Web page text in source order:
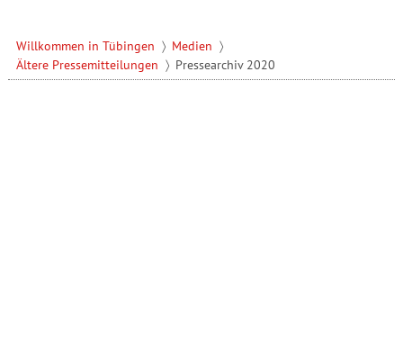
Willkommen in Tübingen
Medien
Ältere Pressemitteilungen
Pressearchiv 2020